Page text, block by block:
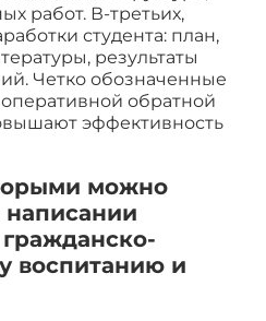
работ. В-третьих,
студента: план,
результаты
Четко обозначенные
обратной
эффективность
можно
написании
воспитанию и